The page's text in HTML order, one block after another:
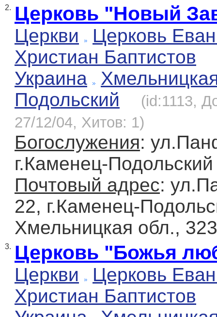
2. Церковь "Новый
Церкви
Церковь
Христиан Баптистов
Украина
Подольский
(id:1113,
27/12/04, Хитов: 1)
Богослужения:
г.Каменец-Подольский
Почтовый адрес:
22, г.Каменец-
Хмельницкая обл.,
3. Церковь "Божья
Церкви
Церковь
Христиан Баптистов